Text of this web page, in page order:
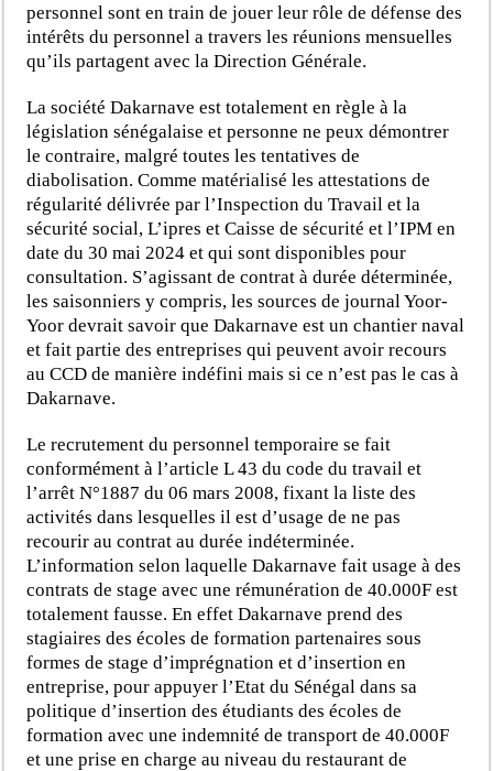
personnel sont en train de jouer leur rôle de défense des
intérêts du personnel a travers les réunions mensuelles
qu’ils partagent avec la Direction Générale.
La société Dakarnave est totalement en règle à la
législation sénégalaise et personne ne peux démontrer
le contraire, malgré toutes les tentatives de
diabolisation. Comme matérialisé les attestations de
régularité délivrée par l’Inspection du Travail et la
sécurité social, L’ipres et Caisse de sécurité et l’IPM en
date du 30 mai 2024 et qui sont disponibles pour
consultation. S’agissant de contrat à durée déterminée,
les saisonniers y compris, les sources de journal Yoor-
Yoor devrait savoir que Dakarnave est un chantier naval
et fait partie des entreprises qui peuvent avoir recours
au CCD de manière indéfini mais si ce n’est pas le cas à
Dakarnave.
Le recrutement du personnel temporaire se fait
conformément à l’article L 43 du code du travail et
l’arrêt N°1887 du 06 mars 2008, fixant la liste des
activités dans lesquelles il est d’usage de ne pas
recourir au contrat au durée indéterminée.
L’information selon laquelle Dakarnave fait usage à des
contrats de stage avec une rémunération de 40.000F est
totalement fausse. En effet Dakarnave prend des
stagiaires des écoles de formation partenaires sous
formes de stage d’imprégnation et d’insertion en
entreprise, pour appuyer l’Etat du Sénégal dans sa
politique d’insertion des étudiants des écoles de
formation avec une indemnité de transport de 40.000F
et une prise en charge au niveau du restaurant de